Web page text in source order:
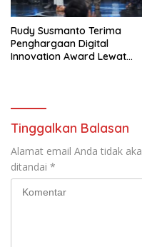
Rudy Susmanto Terima
Penghargaan Digital
Innovation Award Lewat
Tinggalkan Balasan
Alamat email Anda tidak
ditandai *